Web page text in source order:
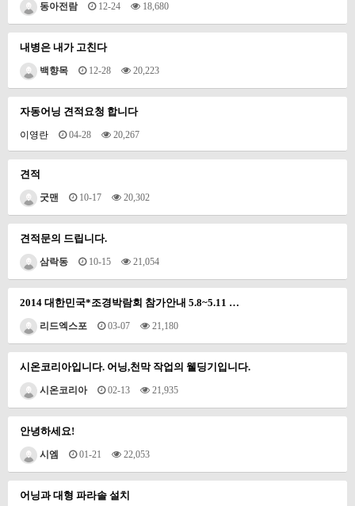
동아전람 12-24 18,680
내병은 내가 고친다
백향목 12-28 20,223
자동어닝 견적요청 합니다
이영란 04-28 20,267
견적
굿맨 10-17 20,302
견적문의 드립니다.
삼락동 10-15 21,054
2014 대한민국*조경박람회 참가안내 5.8~5.11 …
리드엑스포 03-07 21,180
시온코리아입니다. 어닝,천막 작업의 웰딩기입니다.
시온코리아 02-13 21,935
안녕하세요!
시엠 01-21 22,053
어닝과 대형 파라솔 설치